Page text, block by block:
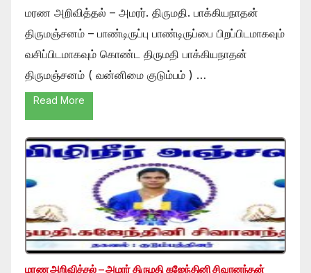
மரண அறிவித்தல் – அமரர். திருமதி. பாக்கியநாதன்
திருமஞ்சனம் – பாண்டிருப்பு பாண்டிருப்பை பிறப்பிடமாகவும்
வசிப்பிடமாகவும் கொண்ட திருமதி பாக்கியநாதன்
திருமஞ்சனம் ( வன்னிமை குடும்பம் ) …
Read More
மரண அறிவித்தல் – அமரர் திருமதி கஜேந்தினி சிவானந்தன்